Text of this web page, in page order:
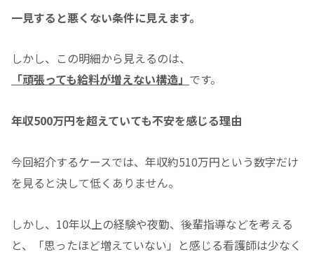
一見すると悪くない条件に見えます。
しかし、この明細から見えるのは、
「頑張っても給料が増えない構造」 です。
年収500万円を超えていても不安を感じる理由
今回紹介するケースでは、年収約510万円という数字だけ
を見ると決して低くありません。
しかし、10年以上の経験や夜勤、後輩指導などを考える
と、「思ったほど増えていない」と感じる看護師は少なく